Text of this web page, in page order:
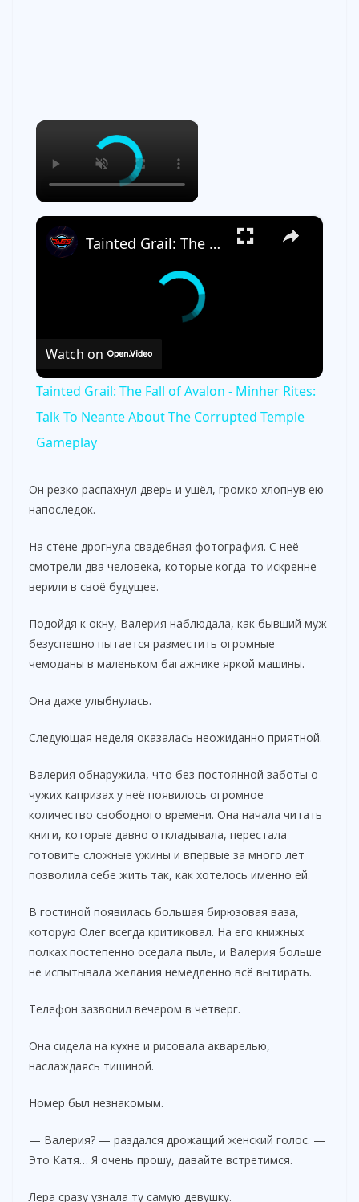
×
×
Tainted Grail: The Fall of Avalon - Minher Rites: Talk To Neante About The Corrupted Temple Gameplay
Watch on
Tainted Grail: The Fall of Avalon - Minher Rites:
Talk To Neante About The Corrupted Temple
Gameplay
Он резко распахнул дверь и ушёл, громко хлопнув ею
напоследок.
На стене дрогнула свадебная фотография. С неё
смотрели два человека, которые когда-то искренне
верили в своё будущее.
Подойдя к окну, Валерия наблюдала, как бывший муж
безуспешно пытается разместить огромные
чемоданы в маленьком багажнике яркой машины.
Она даже улыбнулась.
Следующая неделя оказалась неожиданно приятной.
Валерия обнаружила, что без постоянной заботы о
чужих капризах у неё появилось огромное
количество свободного времени. Она начала читать
книги, которые давно откладывала, перестала
готовить сложные ужины и впервые за много лет
позволила себе жить так, как хотелось именно ей.
В гостиной появилась большая бирюзовая ваза,
которую Олег всегда критиковал. На его книжных
полках постепенно оседала пыль, и Валерия больше
не испытывала желания немедленно всё вытирать.
Телефон зазвонил вечером в четверг.
Она сидела на кухне и рисовала акварелью,
наслаждаясь тишиной.
Номер был незнакомым.
— Валерия? — раздался дрожащий женский голос. —
Это Катя… Я очень прошу, давайте встретимся.
Лера сразу узнала ту самую девушку.